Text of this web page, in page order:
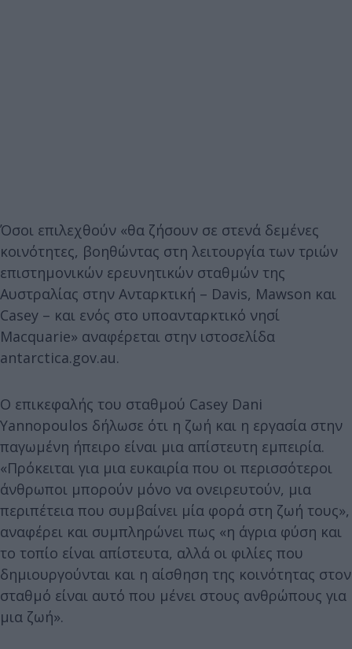
Όσοι επιλεχθούν «θα ζήσουν σε στενά δεμένες
κοινότητες, βοηθώντας στη λειτουργία των τριών
επιστημονικών ερευνητικών σταθμών της
Αυστραλίας στην Ανταρκτική – Davis, Mawson και
Casey – και ενός στο υποανταρκτικό νησί
Macquarie» αναφέρεται στην ιστοσελίδα
antarctica.gov.au.
Ο επικεφαλής του σταθμού Casey Dani
Yannopoulos δήλωσε ότι η ζωή και η εργασία στην
παγωμένη ήπειρο είναι μια απίστευτη εμπειρία.
«Πρόκειται για μια ευκαιρία που οι περισσότεροι
άνθρωποι μπορούν μόνο να ονειρευτούν, μια
περιπέτεια που συμβαίνει μία φορά στη ζωή τους»,
αναφέρει και συμπληρώνει πως «η άγρια φύση και
το τοπίο είναι απίστευτα, αλλά οι φιλίες που
δημιουργούνται και η αίσθηση της κοινότητας στον
σταθμό είναι αυτό που μένει στους ανθρώπους για
μια ζωή».